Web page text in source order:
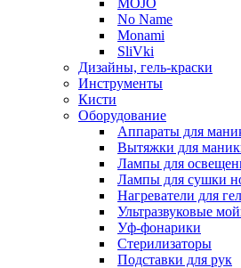
MOJO
No Name
Monami
SliVki
Дизайны, гель-краски
Инструменты
Кисти
Оборудование
Аппараты для
Вытяжки для
Лампы для
Лампы для сушки
Нагреватели для
Ультразвуковые
Уф-фонарики
Стерилизаторы
Подставки для рук